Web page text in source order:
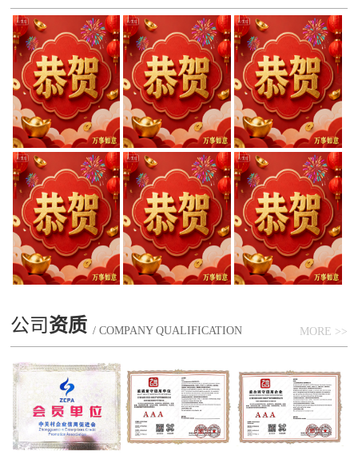
公司资质 / COMPANY QUALIFICATION MORE >>